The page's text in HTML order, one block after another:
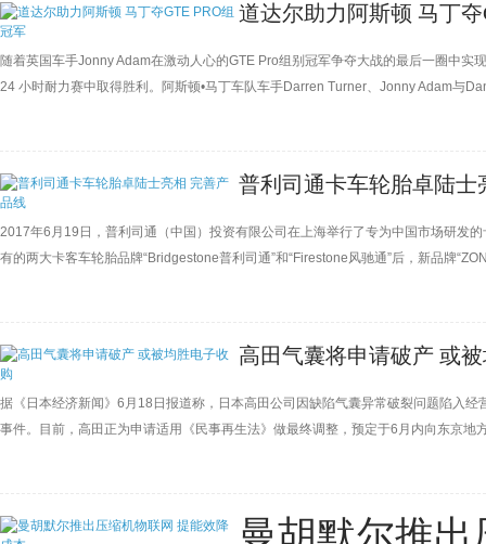
道达尔助力阿斯顿 马丁夺
随着英国车手Jonny Adam在激动人心的GTE Pro组别冠军争夺大战的最后一圈中
24 小时耐力赛中取得胜利。阿斯顿•马丁车队车手Darren Turner、Jonny Adam与
普利司通卡车轮胎卓陆士
2017年6月19日，普利司通（中国）投资有限公司在上海举行了专为中国市场研发
有的两大卡客车轮胎品牌“Bridgestone普利司通”和“Firestone风驰通”后，新品牌
高田气囊将申请破产 或
据《日本经济新闻》6月18日报道称，日本高田公司因缺陷气囊异常破裂问题陷入
事件。目前，高田正为申请适用《民事再生法》做最终调整，预定于6月内向东京
曼胡默尔推